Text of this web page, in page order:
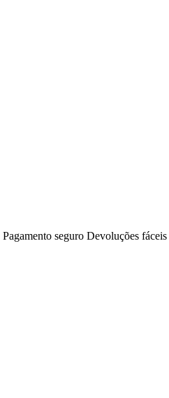
Pagamento seguro Devoluções fáceis